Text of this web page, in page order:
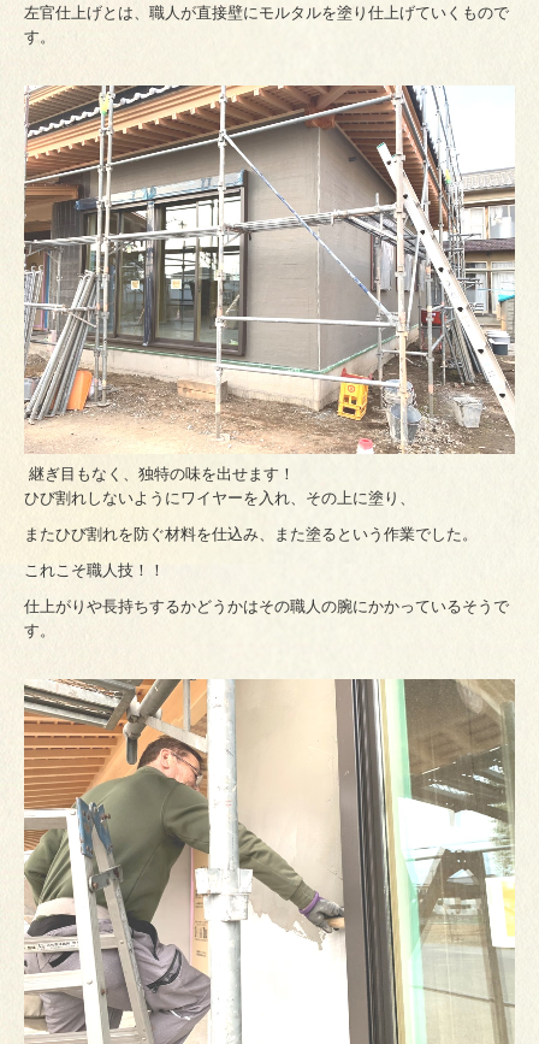
左官仕上げとは、職人が直接壁にモルタルを塗り仕上げていくもので
す。
継ぎ目もなく、独特の味を出せます！
ひび割れしないようにワイヤーを入れ、その上に塗り、
またひび割れを防ぐ材料を仕込み、また塗るという作業でした。
これこそ職人技！！
仕上がりや長持ちするかどうかはその職人の腕にかかっているそうで
す。